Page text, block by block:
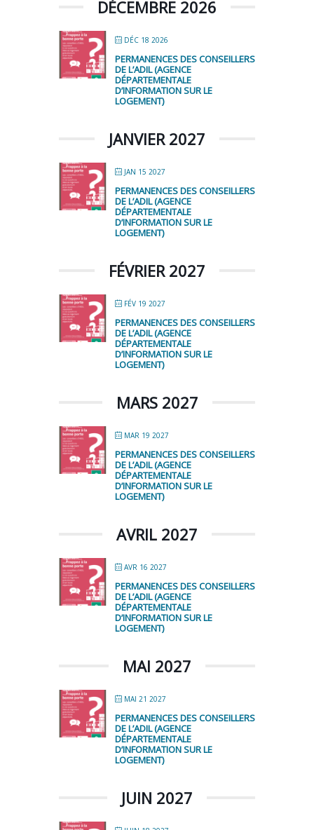
DÉCEMBRE 2026
DÉC 18 2026
PERMANENCES DES CONSEILLERS
DE L’ADIL (AGENCE
DÉPARTEMENTALE
D’INFORMATION SUR LE
LOGEMENT)
JANVIER 2027
JAN 15 2027
PERMANENCES DES CONSEILLERS
DE L’ADIL (AGENCE
DÉPARTEMENTALE
D’INFORMATION SUR LE
LOGEMENT)
FÉVRIER 2027
FÉV 19 2027
PERMANENCES DES CONSEILLERS
DE L’ADIL (AGENCE
DÉPARTEMENTALE
D’INFORMATION SUR LE
LOGEMENT)
MARS 2027
MAR 19 2027
PERMANENCES DES CONSEILLERS
DE L’ADIL (AGENCE
DÉPARTEMENTALE
D’INFORMATION SUR LE
LOGEMENT)
AVRIL 2027
AVR 16 2027
PERMANENCES DES CONSEILLERS
DE L’ADIL (AGENCE
DÉPARTEMENTALE
D’INFORMATION SUR LE
LOGEMENT)
MAI 2027
MAI 21 2027
PERMANENCES DES CONSEILLERS
DE L’ADIL (AGENCE
DÉPARTEMENTALE
D’INFORMATION SUR LE
LOGEMENT)
JUIN 2027